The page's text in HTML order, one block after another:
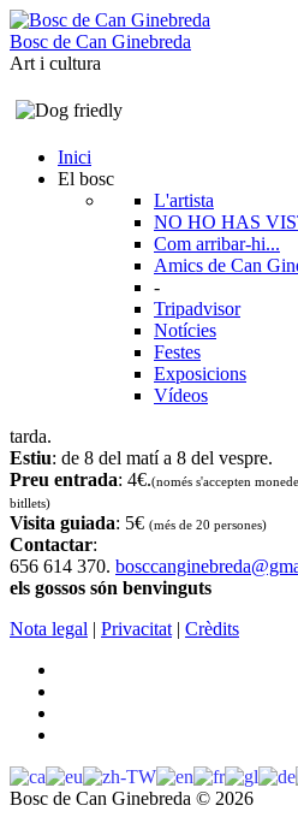
Bosc de Can Ginebreda
Art i cultura
Inici
El bosc
L'artista
NO HO HAS
Com arribar-hi...
Amics de Can
-
Tripadvisor
Notícies
Festes
Exposicions
Vídeos
tarda.
Estiu: de 8 del matí a 8 del vespre.
Preu entrada: 4€.(només s'accepten
bitllets)
Visita guiada: 5€ (més de 20 persones)
Contactar:
656 614 370.
els gossos són benvinguts
Nota legal | Privacitat | Crèdits
Bosc de Can Ginebreda © 2026